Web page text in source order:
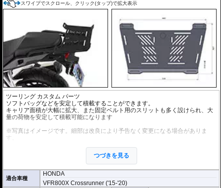
スワイプでスクロール、クリック(タップ)で拡大表示
ツーリング カスタム パーツ
ソフトバッグなどを安定して積載することができます。
キャリア面積が大幅に拡大、また固定ベルト用のスリットも多く設けられ、大
量の荷物を安定して積載可能になります
※写真はイメージです。細部は改良により予告なく変更になる場合がありま
す。
つづきを見る
適合車種
HONDA
VFR800X Crossrunner ('15-'20)